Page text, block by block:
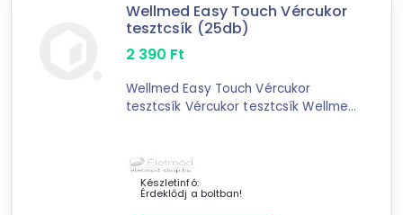
Wellmed Easy Touch Vércukor
tesztcsík (25db)
2 390 Ft
Wellmed Easy Touch Vércukor
tesztcsík Vércukor tesztcsík Wellmed
Vércukor tesztcsík Wellmed Easy
Készletinfó:
Érdeklődj a boltban!